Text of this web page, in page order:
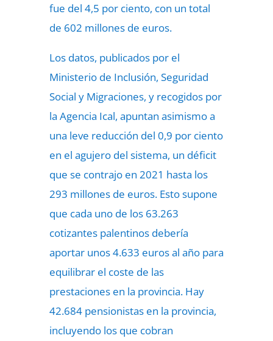
fue del 4,5 por ciento, con un total
de 602 millones de euros.
Los datos, publicados por el
Ministerio de Inclusión, Seguridad
Social y Migraciones, y recogidos por
la Agencia Ical, apuntan asimismo a
una leve reducción del 0,9 por ciento
en el agujero del sistema, un déficit
que se contrajo en 2021 hasta los
293 millones de euros. Esto supone
que cada uno de los 63.263
cotizantes palentinos debería
aportar unos 4.633 euros al año para
equilibrar el coste de las
prestaciones en la provincia. Hay
42.684 pensionistas en la provincia,
incluyendo los que cobran